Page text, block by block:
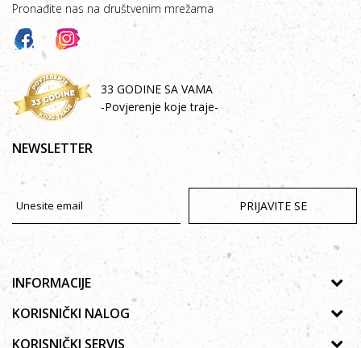
Pronađite nas na društvenim mrežama
33 GODINE SA VAMA
-Povjerenje koje traje-
NEWSLETTER
PRIJAVITE SE
INFORMACIJE
O nama
KORISNIČKI NALOG
Uputstvo za registraciju
KORISNIČKI SERVIS